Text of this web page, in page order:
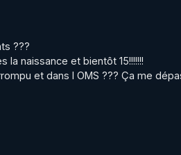
???
naissance et bientôt 15!!!!!!!
et dans l OMS ??? Ça me